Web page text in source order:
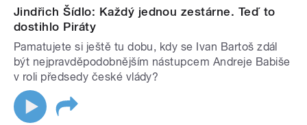
Jindřich Šídlo: Každý jednou zestárne. Teď to
dostihlo Piráty
Pamatujete si ještě tu dobu, kdy se Ivan Bartoš zdál
být nejpravděpodobnějším nástupcem Andreje Babiše
v roli předsedy české vlády?